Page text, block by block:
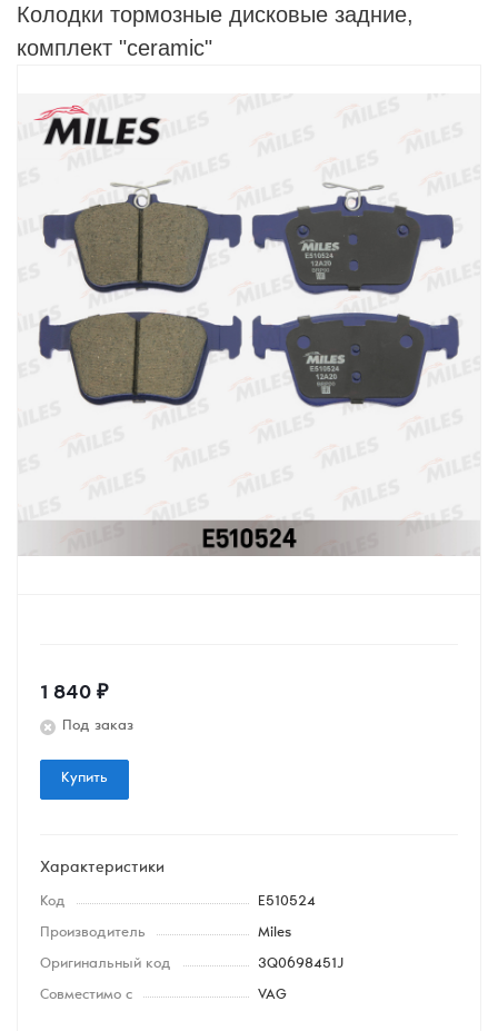
Колодки тормозные дисковые задние,
комплект "ceramic"
1 840 ₽
Под заказ
Купить
Характеристики
Код E510524
Производитель Miles
Оригинальный код 3Q0698451J
Совместимо с VAG